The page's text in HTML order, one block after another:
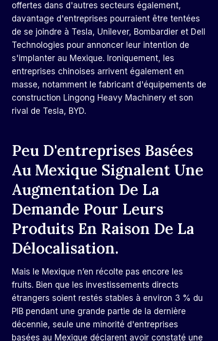
offertes dans d'autres secteurs également,
davantage d'entreprises pourraient être tentées
de se joindre à Tesla, Unilever, Bombardier et Dell
Technologies pour annoncer leur intention de
s'implanter au Mexique. Ironiquement, les
entreprises chinoises arrivent également en
masse, notamment le fabricant d'équipements de
construction Lingong Heavy Machinery et son
rival de Tesla, BYD.
Peu D'entreprises Basées
Au Mexique Signalent Une
Augmentation De La
Demande Pour Leurs
Produits En Raison De La
Délocalisation.
Mais le Mexique n’en récolte pas encore les
fruits. Bien que les investissements directs
étrangers soient restés stables à environ 3 % du
PIB pendant une grande partie de la dernière
décennie, seule une minorité d'entreprises
basées au Mexique déclarent avoir constaté une